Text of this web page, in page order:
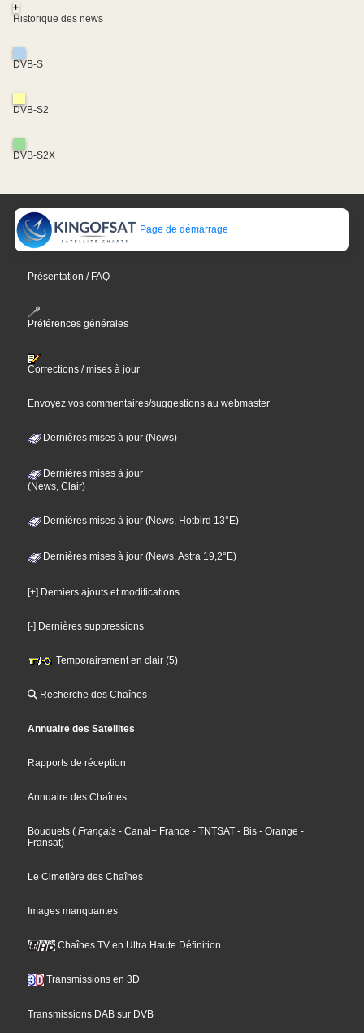
+
Historique des news
DVB-S
DVB-S2
DVB-S2X
Page de démarrage
Présentation / FAQ
Préférences générales
Corrections / mises à jour
Envoyez vos commentaires/suggestions au webmaster
Dernières mises à jour (News)
Dernières mises à jour
(News, Clair)
Dernières mises à jour (News, Hotbird 13°E)
Dernières mises à jour (News, Astra 19,2°E)
[+] Derniers ajouts et modifications
[-] Dernières suppressions
Temporairement en clair (5)
Recherche des Chaînes
Annuaire des Satellites
Rapports de réception
Annuaire des Chaînes
Bouquets ( Français - Canal+ France - TNTSAT - Bis - Orange -
Fransat)
Le Cimetière des Chaînes
Images manquantes
Chaînes TV en Ultra Haute Définition
Transmissions en 3D
Transmissions DAB sur DVB